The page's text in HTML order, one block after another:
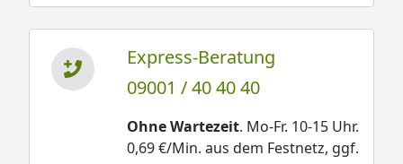
Express-Beratung
09001 / 40 40 40
Ohne Wartezeit. Mo-Fr. 10-15 Uhr.
0,69 €/Min. aus dem Festnetz, ggf.